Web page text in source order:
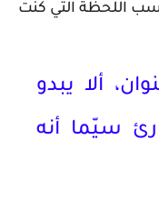
اللحظة التي كنت
ألا يبدو
سيّما أنه